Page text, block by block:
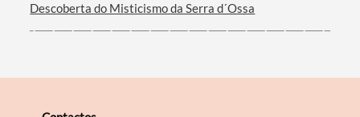
Descoberta do Misticismo da Serra d´Ossa